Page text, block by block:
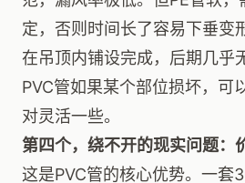
定，否则时间长了容易下垂变
在吊顶内铺设完成，后期几乎
PVC管如果某个部位损坏，可
对灵活一些。
第四个，绕不开的现实问题：
这是PVC管的核心优势。一套